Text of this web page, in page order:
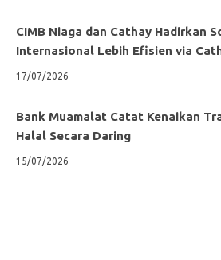
CIMB Niaga dan Cathay Hadirkan
Internasional Lebih Efisien via
17/07/2026
Bank Muamalat Catat Kenaikan
Halal Secara Daring
15/07/2026